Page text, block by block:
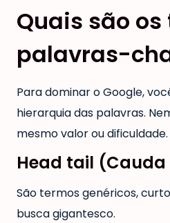
Quais são
palavras-
Para dominar o Google,
hierarquia das palavras.
mesmo valor ou dificuldade.
Head tail
São termos genéricos,
busca gigantesco.